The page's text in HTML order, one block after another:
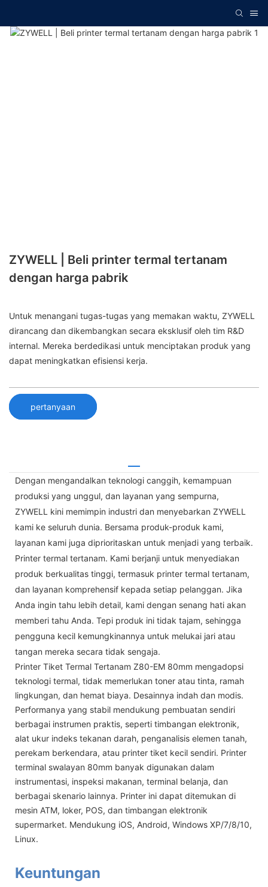
ZYWELL | Beli printer termal tertanam
dengan harga pabrik
Untuk menangani tugas-tugas yang memakan waktu, ZYWELL
dirancang dan dikembangkan secara eksklusif oleh tim R&D
internal. Mereka berdedikasi untuk menciptakan produk yang
dapat meningkatkan efisiensi kerja.
pertanyaan
Dengan mengandalkan teknologi canggih, kemampuan
produksi yang unggul, dan layanan yang sempurna,
ZYWELL kini memimpin industri dan menyebarkan ZYWELL
kami ke seluruh dunia. Bersama produk-produk kami,
layanan kami juga diprioritaskan untuk menjadi yang terbaik.
Printer termal tertanam. Kami berjanji untuk menyediakan
produk berkualitas tinggi, termasuk printer termal tertanam,
dan layanan komprehensif kepada setiap pelanggan. Jika
Anda ingin tahu lebih detail, kami dengan senang hati akan
memberi tahu Anda. Tepi produk ini tidak tajam, sehingga
pengguna kecil kemungkinannya untuk melukai jari atau
tangan mereka secara tidak sengaja.
Printer Tiket Termal Tertanam Z80-EM 80mm mengadopsi
teknologi termal, tidak memerlukan toner atau tinta, ramah
lingkungan, dan hemat biaya. Desainnya indah dan modis.
Performanya yang stabil mendukung pembuatan sendiri
berbagai instrumen praktis, seperti timbangan elektronik,
alat ukur indeks tekanan darah, penganalisis elemen tanah,
perekam berkendara, atau printer tiket kecil sendiri. Printer
terminal swalayan 80mm banyak digunakan dalam
instrumentasi, inspeksi makanan, terminal belanja, dan
berbagai skenario lainnya. Printer ini dapat ditemukan di
mesin ATM, loker, POS, dan timbangan elektronik
supermarket. Mendukung iOS, Android, Windows XP/7/8/10,
Linux.
Keuntungan